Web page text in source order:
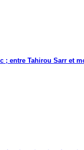
; entre Tahirou Sarr et